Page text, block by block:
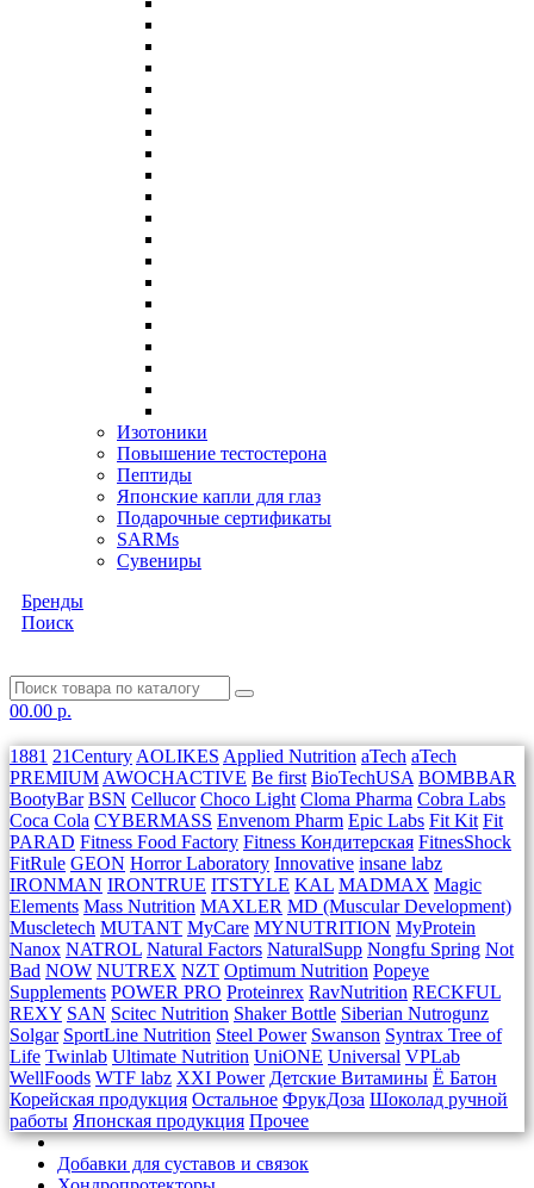
Изотоники
Повышение тестостерона
Пептиды
Японские капли для глаз
Подарочные сертификаты
SARMs
Сувениры
Бренды
Поиск
00.00 р.
1881 21Century AOLIKES Applied Nutrition aTech aTech
PREMIUM AWOCHACTIVE Be first BioTechUSA BOMBBAR
BootyBar BSN Cellucor Choco Light Cloma Pharma Cobra Labs
Coca Cola CYBERMASS Envenom Pharm Epic Labs Fit Kit Fit
PARAD Fitness Food Factory Fitness Кондитерская FitnesShock
FitRule GEON Horror Laboratory Innovative insane labz
IRONMAN IRONTRUE ITSTYLE KAL MADMAX Magic
Elements Mass Nutrition MAXLER MD (Muscular Development)
Muscletech MUTANT MyCare MYNUTRITION MyProtein
Nanox NATROL Natural Factors NaturalSupp Nongfu Spring Not
Bad NOW NUTREX NZT Optimum Nutrition Popeye
Supplements POWER PRO Proteinrex RavNutrition RECKFUL
REXY SAN Scitec Nutrition Shaker Bottle Siberian Nutrogunz
Solgar SportLine Nutrition Steel Power Swanson Syntrax Tree of
Life Twinlab Ultimate Nutrition UniONE Universal VPLab
WellFoods WTF labz XXI Power Детские Витамины Ё Батон
Корейская продукция Остальное ФрукДоза Шоколад ручной
работы Японская продукция Прочее
Добавки для суставов и связок